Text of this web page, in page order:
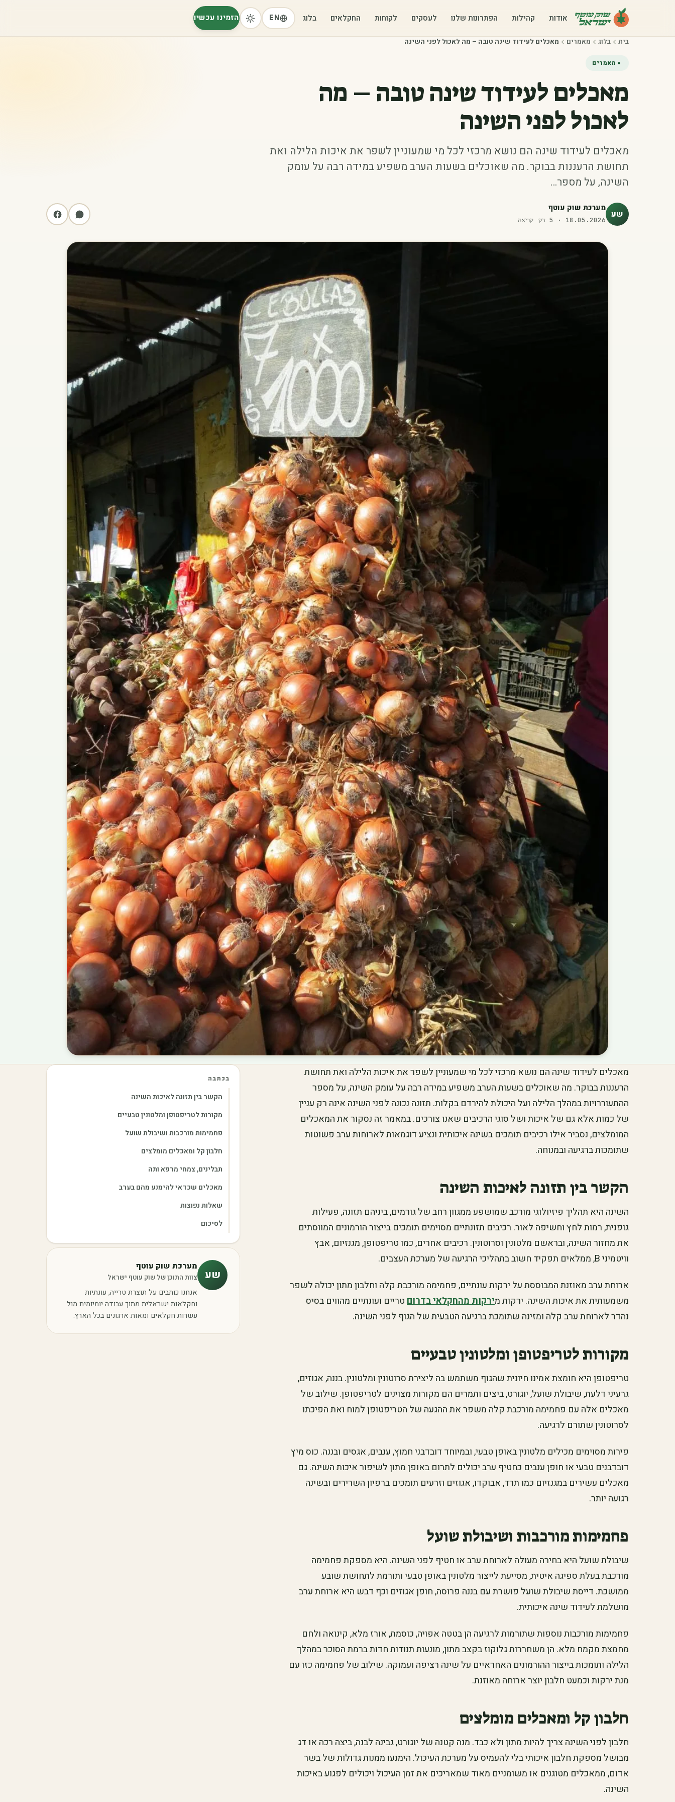
אודות קהילות הפתרונות שלנו לעסקים לקוחות החקלאים בלוג EN הזמינו עכשיו
בית בלוג מאמרים מאכלים לעידוד שינה טובה – מה לאכול לפני השינה
מאמרים
מאכלים לעידוד שינה טובה – מה
לאכול לפני השינה
מאכלים לעידוד שינה הם נושא מרכזי לכל מי שמעוניין לשפר את איכות הלילה ואת
תחושת הרעננות בבוקר. מה שאוכלים בשעות הערב משפיע במידה רבה על עומק
השינה, על מספר…
שע מערכת שוק עוטף
18.05.2026
·
5 דק׳ קריאה
מאכלים לעידוד שינה הם נושא מרכזי לכל מי שמעוניין לשפר את איכות הלילה ואת תחושת
הרעננות בבוקר. מה שאוכלים בשעות הערב משפיע במידה רבה על עומק השינה, על מספר
ההתעוררויות במהלך הלילה ועל היכולת להירדם בקלות. תזונה נכונה לפני השינה אינה רק עניין
של כמות אלא גם של איכות ושל סוגי הרכיבים שאנו צורכים. במאמר זה נסקור את המאכלים
המומלצים, נסביר אילו רכיבים תומכים בשינה איכותית ונציע דוגמאות לארוחות ערב פשוטות
שתומכות ברגיעה ובמנוחה.
הקשר בין תזונה לאיכות השינה
השינה היא תהליך פיזיולוגי מורכב שמושפע ממגוון רחב של גורמים, ביניהם תזונה, פעילות
גופנית, רמות לחץ וחשיפה לאור. רכיבים תזונתיים מסוימים תומכים בייצור הורמונים המווסתים
את מחזור השינה, ובראשם מלטונין וסרוטונין. רכיבים אחרים, כמו טריפטופן, מגנזיום, אבץ
וויטמיני B, ממלאים תפקיד חשוב בתהליכי הרגיעה של מערכת העצבים.
ארוחת ערב מאוזנת המבוססת על ירקות עונתיים, פחמימה מורכבת קלה וחלבון מתון יכולה לשפר
משמעותית את איכות השינה. ירקות מירקות מהחקלאי בדרוםטריים ועונתיים מהווים בסיס
נהדר לארוחת ערב קלה ומזינה שתומכת ברגיעה הטבעית של הגוף לפני השינה.
מקורות לטריפטופן ומלטונין טבעיים
טריפטופן היא חומצת אמינו חיונית שהגוף משתמש בה ליצירת סרוטונין ומלטונין. בננה, אגוזים,
גרעיני דלעת, שיבולת שועל, יוגורט, ביצים ותמרים הם מקורות מצוינים לטריפטופן. שילוב של
מאכלים אלה עם פחמימה מורכבת קלה משפר את ההגעה של הטריפטופן למוח ואת הפיכתו
לסרוטונין שתורם לרגיעה.
פירות מסוימים מכילים מלטונין באופן טבעי, ובמיוחד דובדבני חמוץ, ענבים, אגסים ובננה. כוס מיץ
דובדבנים טבעי או חופן ענבים כחטיף ערב יכולים לתרום באופן מתון לשיפור איכות השינה. גם
מאכלים עשירים במגנזיום כמו תרד, אבוקדו, אגוזים וזרעים תומכים ברפיון השרירים ובשינה
רגועה יותר.
פחמימות מורכבות ושיבולת שועל
שיבולת שועל היא בחירה מעולה לארוחת ערב או חטיף לפני השינה. היא מספקת פחמימה
מורכבת בעלת ספיגה איטית, מסייעת לייצור מלטונין באופן טבעי ותורמת לתחושת שובע
ממושכת. דייסת שיבולת שועל פושרת עם בננה פרוסה, חופן אגוזים וכף דבש היא ארוחת ערב
מושלמת לעידוד שינה איכותית.
פחמימות מורכבות נוספות שתורמות לרגיעה הן בטטה אפויה, כוסמת, אורז מלא, קינואה ולחם
מחמצת מקמח מלא. הן משחררות גלוקוז בקצב מתון, מונעות תנודות חדות ברמת הסוכר במהלך
הלילה ותומכות בייצור ההורמונים האחראיים על שינה רציפה ועמוקה. שילוב של פחמימה כזו עם
מנת ירקות וכמעט חלבון יוצר ארוחה מאוזנת.
חלבון קל ומאכלים מומלצים
חלבון לפני השינה צריך להיות מתון ולא כבד. מנה קטנה של יוגורט, גבינה לבנה, ביצה רכה או דג
מבושל מספקת חלבון איכותי בלי להעמיס על מערכת העיכול. הימנעו ממנות גדולות של בשר
אדום, ממאכלים מטוגנים או משומניים מאוד שמאריכים את זמן העיכול ויכולים לפגוע באיכות
השינה.
בכתבה
הקשר בין תזונה לאיכות השינה
מקורות לטריפטופן ומלטונין טבעיים
פחמימות מורכבות ושיבולת שועל
חלבון קל ומאכלים מומלצים
תבלינים, צמחי מרפא ותה
מאכלים שכדאי להימנע מהם בערב
שאלות נפוצות
לסיכום
שע
מערכת שוק עוטף
צוות התוכן של שוק עוטף ישראל
אנחנו כותבים על תוצרת טרייה, עונתיות
וחקלאות ישראלית מתוך עבודה יומיומית מול
עשרות חקלאים ומאות ארגונים בכל הארץ.